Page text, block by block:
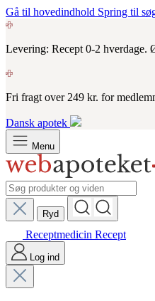
Gå til hovedindhold Spring til
Levering: Recept 0-2 hverdage.
Fri fragt over 249 kr. for
Dansk apotek
Menu
Ryd
Receptmedicin Recept
Log ind